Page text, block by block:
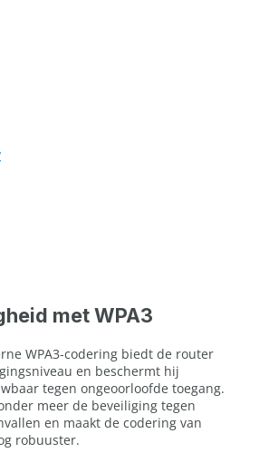
met WPA3
WPA3-codering biedt de router
en beschermt hij
tegen ongeoorloofde toegang.
meer de beveiliging tegen
en maakt de codering van
robuuster.